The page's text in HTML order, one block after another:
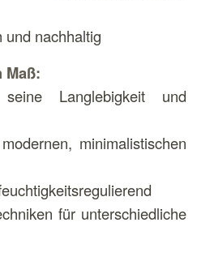
und nachhaltig
Maß:
Langlebigkeit und
minimalistischen
für unterschiedliche